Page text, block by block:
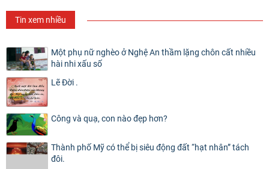
Tin xem nhiều
Một phụ nữ nghèo ở Nghệ An thầm lặng chôn cất nhiều
hài nhi xấu số
Lẽ Đời .
Công và quạ, con nào đẹp hơn?
Thành phố Mỹ có thể bị siêu động đất “hạt nhân” tách
đôi.